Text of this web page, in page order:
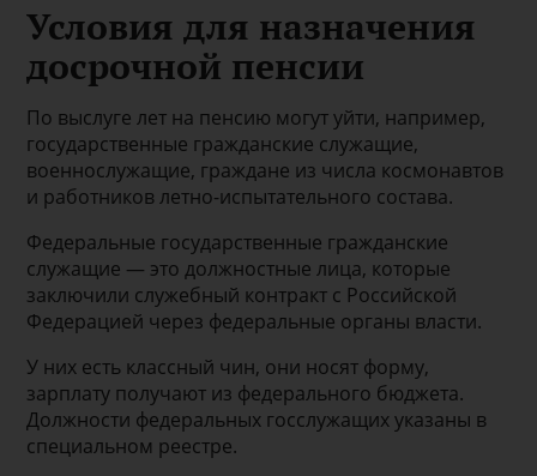
Условия для назначения
досрочной пенсии
По выслуге лет на пенсию могут уйти, например,
государственные гражданские служащие,
военнослужащие, граждане из числа космонавтов
и работников летно-испытательного состава.
Федеральные государственные гражданские
служащие — это должностные лица, которые
заключили служебный контракт с Российской
Федерацией через федеральные органы власти.
У них есть классный чин, они носят форму,
зарплату получают из федерального бюджета.
Должности федеральных госслужащих указаны в
специальном реестре.